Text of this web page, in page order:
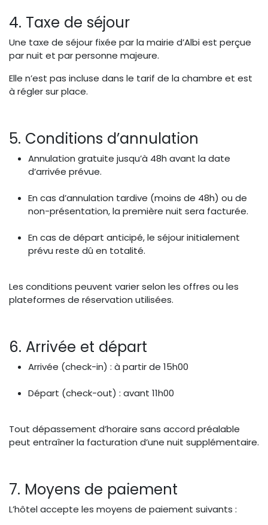
4. Taxe de séjour
Une taxe de séjour fixée par la mairie d’Albi est perçue
par nuit et par personne majeure.
Elle n’est pas incluse dans le tarif de la chambre et est
à régler sur place.
5. Conditions d’annulation
Annulation gratuite jusqu’à 48h avant la date
d’arrivée prévue.
En cas d’annulation tardive (moins de 48h) ou de
non-présentation, la première nuit sera facturée.
En cas de départ anticipé, le séjour initialement
prévu reste dû en totalité.
Les conditions peuvent varier selon les offres ou les
plateformes de réservation utilisées.
6. Arrivée et départ
Arrivée (check-in) : à partir de 15h00
Départ (check-out) : avant 11h00
Tout dépassement d’horaire sans accord préalable
peut entraîner la facturation d’une nuit supplémentaire.
7. Moyens de paiement
L’hôtel accepte les moyens de paiement suivants :